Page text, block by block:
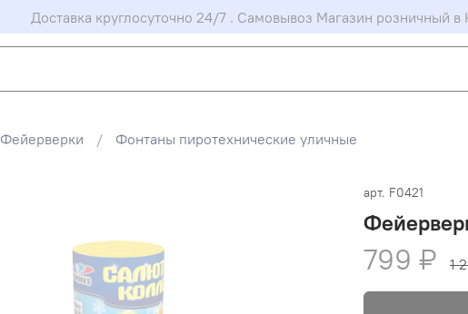
Доставка круглосуточно 24/7 . Самовывоз Магазин розничный в
Фейерверки Фонтаны пиротехнические уличные
арт. F0421
799 ₽ 1